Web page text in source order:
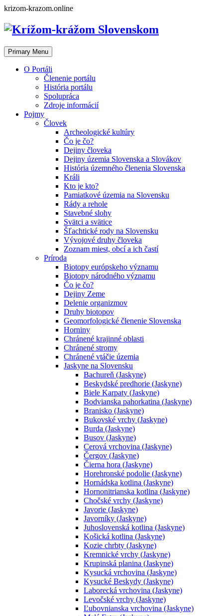
Skip
content
krizom-krazom.online
Primary Menu
O Portáli
Členenie portálu
História portálu
Spolupráca
Zdroje informácií
Pojmy
Človek
Archeologické kultúry
Čo je čo?
Dejiny človeka
Dejiny územia Slovenska a Slovákov
História územného členenia Slovenska
Králi
Kto je kto?
Pamiatkové územia na Slovensku
Rády a rehole
Stavebné slohy
Svätci a svätice
Šľachtické rody na Slovensku
Vývojové druhy človeka
Zoznam miest, obcí a ich častí
Príroda
Biotopy európskeho významu
Biotopy národného významu
Čo je čo?
Dejiny Zeme
Delenie organizmov
Druhy biotopov
Geomorfologické členenie Slovenska
Horniny
Chránené krajinné oblasti
Chránené stromy
Chránené vtáčie územia
Jaskyne na Slovensku
Bachureň (Jaskyne)
Beskydské predhorie (Jaskyne)
Biele Karpaty (Jaskyne)
Bodvianska pahorkatina (Jaskyne)
Branisko (Jaskyne)
Bukovské vrchy (Jaskyne)
Burda (Jaskyne)
Busov (Jaskyne)
Cerová vrchovina (Jaskyne)
Čergov (Jaskyne)
Čierna hora (Jaskyne)
Horehronské podolie (Jaskyne)
Hornádska kotlina (Jaskyne)
Hornonitrianska kotlina (Jaskyne)
Chočské vrchy (Jaskyne)
Javorie (Jaskyne)
Javorníky (Jaskyne)
Juhoslovenská kotlina (Jaskyne)
Košická kotlina (Jaskyne)
Kozie chrbty (Jaskyne)
Kremnické vrchy (Jaskyne)
Krupinská planina (Jaskyne)
Kysucká vrchovina (Jaskyne)
Kysucké Beskydy (Jaskyne)
Laborecká vrchovina (Jaskyne)
Levočské vrchy (Jaskyne)
Ľubovnianska vrchovina (Jaskyne)